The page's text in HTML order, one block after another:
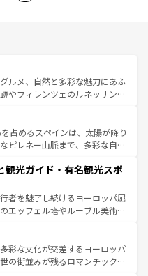
ルメ、自然と多彩な魅力にあふ
やフィレンツェのルネッサンス
田園風景やアマルフィ海岸の絶
ない。観光の合間には、本場の
イタリア料理を堪能することも
忘れられない旅をしてみよう！
は
占めるスペインは、太陽が降り
ピレネー山脈まで、多彩な自然
情熱的なフラメンコ、熱気あふ
タパスが生活の一部となってい
された雰囲気や、バルセロナの
地方では古代ローマ遺跡や中世
気候が異なるスペインはその個
性で訪れる人を魅了する。 なお、新着のスペイン情報は コ
しい。
観光ガイド・有名観光スポ
者を魅了し続けるヨーロッパ屈
エッフェル塔やルーブル美術館
いる。華麗な宮殿、歴史的な大
て豊かな自然が、訪れる者を心
ンスは美食の国としても知ら
彩な文化が交差するヨーロッパ
の街並みが残るロマンチック街